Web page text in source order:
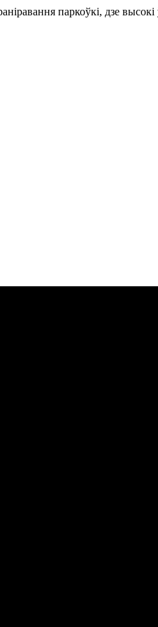
паркоўкі, дзе